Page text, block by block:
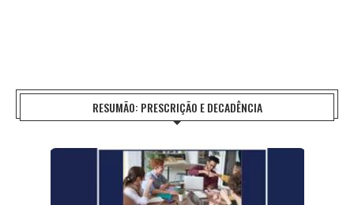
RESUMÃO: PRESCRIÇÃO E DECADÊNCIA